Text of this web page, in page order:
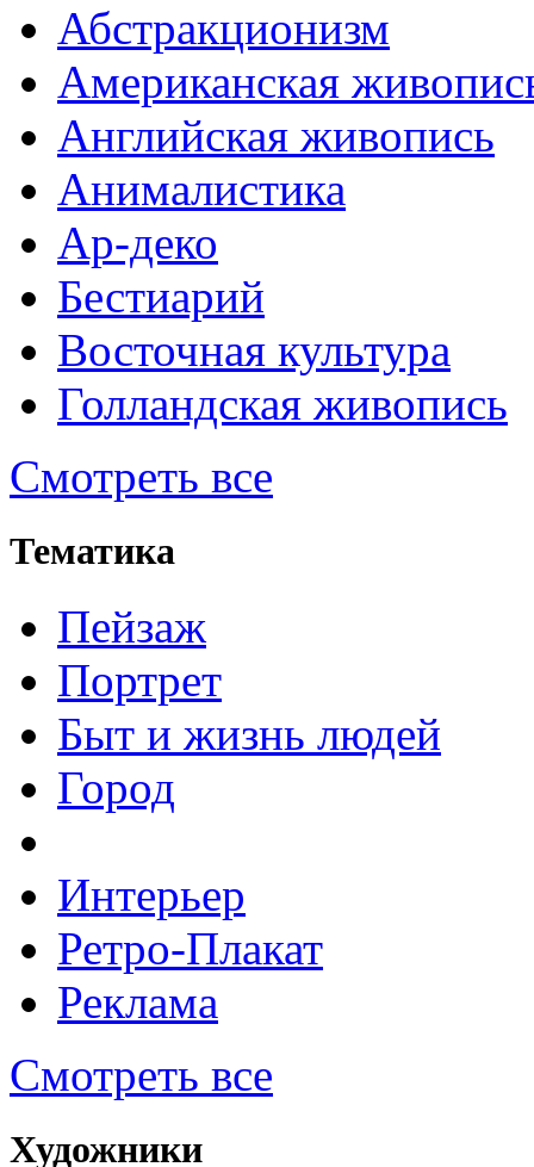
Абстракционизм
Американская
Английская живопись
Анималистика
Ар-деко
Бестиарий
Восточная культура
Голландская живопись
Смотреть все
Тематика
Пейзаж
Портрет
Быт и жизнь людей
Город
Интерьер
Ретро-Плакат
Реклама
Смотреть все
Художники